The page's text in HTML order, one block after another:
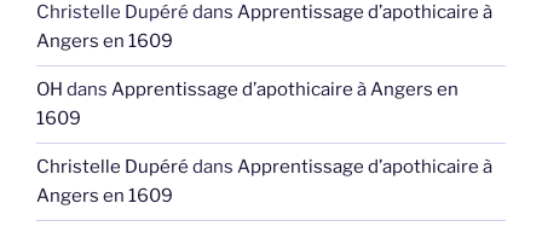
Christelle Dupéré dans Apprentissage d’apothicaire à
Angers en 1609
OH dans Apprentissage d’apothicaire à Angers en
1609
Christelle Dupéré dans Apprentissage d’apothicaire à
Angers en 1609